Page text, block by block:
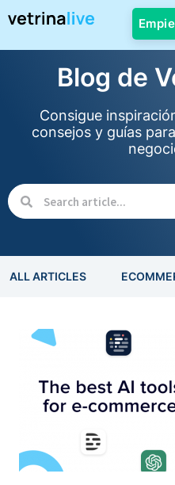
Blog de
Consigue
consejos y guías
ALL ARTICLES